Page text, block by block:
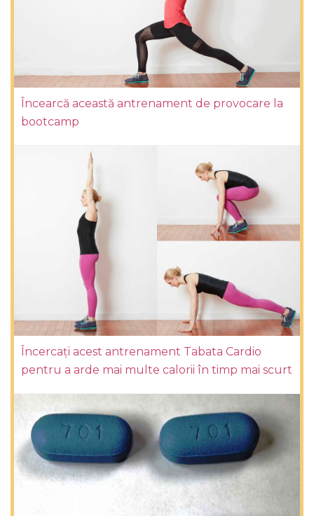
Încearcă această antrenament de provocare la
bootcamp
Încercați acest antrenament Tabata Cardio
pentru a arde mai multe calorii în timp mai scurt